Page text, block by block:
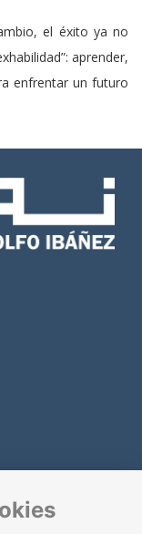
el éxito ya no
aprender,
enfrentar un futuro